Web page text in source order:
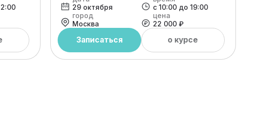
29 октября
с 10:00 до 19:00
город
Москва
цена
22 000 ₽
Записаться о курсе